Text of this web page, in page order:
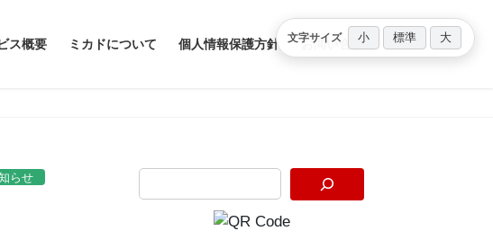
ス概要 ミカドについて 個人情報保護方針 お問い合わせ
らせ
文字サイズ 小 標準 大